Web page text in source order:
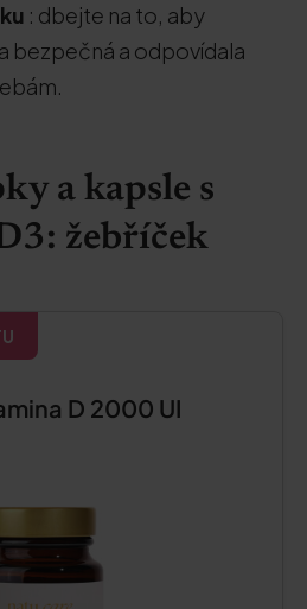
: dbejte na to, aby
bezpečná a odpovídala
a kapsle s
žebříček
D 2000 UI